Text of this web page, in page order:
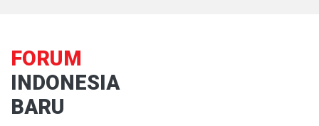
FORUM
INDONESIA
BARU